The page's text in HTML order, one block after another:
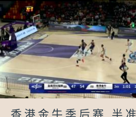
香港金牛季后赛 半